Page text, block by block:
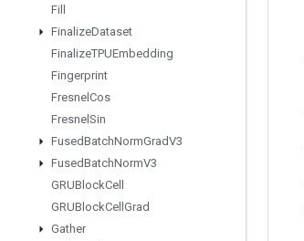
Fill
FinalizeDataset
FinalizeTPUEmbedding
Fingerprint
Fresnel Cos
Fresnel Sin
FusedBatchNormGradV3
FusedBatchNormV3
GRUBlockCell
GRUBlockCell Grad
Gather